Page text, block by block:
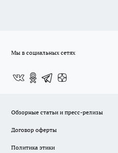
Мы в социальных сетях
Обзорные статьи и пресс-релизы
Договор оферты
Политика этики